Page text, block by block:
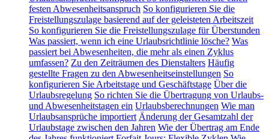
festen Abwesenheitsanspruch So konfigurieren Sie die
Freistellungszulage basierend auf der geleisteten Arbeitszeit
So konfigurieren Sie die Freistellungszulage für Überstunden
Was passiert, wenn ich eine Urlaubsrichtlinie lösche? Was
passiert bei Abwesenheiten, die mehr als einen Zyklus
umfassen? Zu den Zeiträumen des Dienstalters Häufig
gestellte Fragen zu den Abwesenheitseinstellungen So
konfigurieren Sie Arbeitstage und Geschäftstage Über die
Urlaubsregelung So richten Sie die Übertragung von Urlaubs-
und Abwesenheitstagen ein Urlaubsberechnungen Wie man
Urlaubsansprüche importiert Änderung der Gesamtzahl der
Urlaubstage zwischen den Jahren Wie der Übertrag am Ende